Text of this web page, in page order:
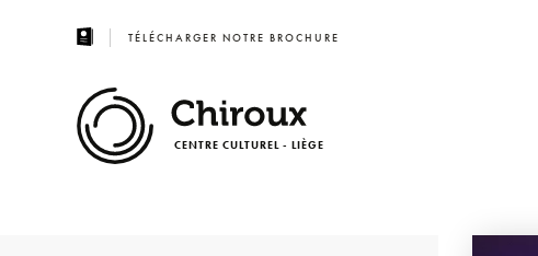
TÉLÉCHARGER NOTRE BROCHURE
CENTRE CULTUREL - LIÈGE